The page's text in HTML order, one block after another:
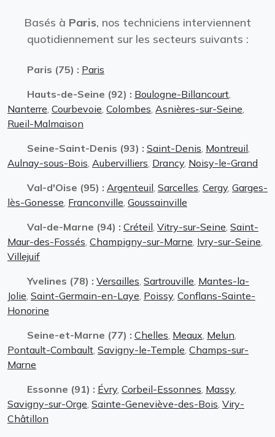
Basés à Paris, nos techniciens interviennent
quotidiennement sur les secteurs suivants :
Paris (75) : Paris
Hauts-de-Seine (92) : Boulogne-Billancourt
Nanterre Courbevoie Colombes Asnières-sur-Seine
Rueil-Malmaison
Seine-Saint-Denis (93) : Saint-Denis Montreuil
Aulnay-sous-Bois Aubervilliers Drancy Noisy-le-Grand
Val-d'Oise (95) : Argenteuil Sarcelles Cergy Garges-
lès-Gonesse Franconville Goussainville
Val-de-Marne (94) : Créteil Vitry-sur-Seine Saint-
Maur-des-Fossés Champigny-sur-Marne Ivry-sur-Seine
Villejuif
Yvelines (78) : Versailles Sartrouville Mantes-la-
Jolie Saint-Germain-en-Laye Poissy Conflans-Sainte-
Honorine
Seine-et-Marne (77) : Chelles Meaux Melun
Pontault-Combault Savigny-le-Temple Champs-sur-
Marne
Essonne (91) : Évry Corbeil-Essonnes Massy
Savigny-sur-Orge Sainte-Geneviève-des-Bois Viry-
Châtillon